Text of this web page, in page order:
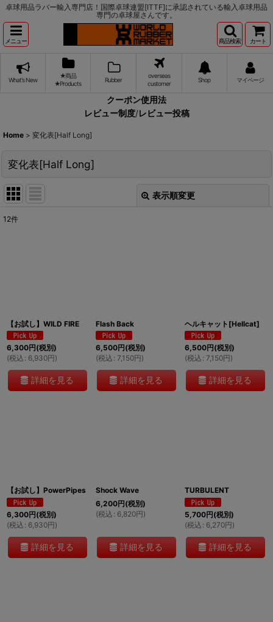
卓球用品ラバー輸入専門店！国際卓球連盟[ITTF]に承認されている輸入卓球用品
専門の卓球屋さんです。
メニュー 商品検索 カート
What's New
★商品
★Products
Rubber
overseas
customer
Shop マイページ
クーポン使用法
レビュー制度/レビュー投稿
Home > 変化表[Half Long]
変化表[Half Long]
表示順変更
12件
【お試し】WILD FIRE
6,300円(税別)
(税込 : 6,930円)
詳細を見る
Flash Back
6,500円(税別)
(税込 : 7,150円)
詳細を見る
ヘルキャット[Hellcat]
6,500円(税別)
(税込 : 7,150円)
詳細を見る
【お試し】PowerPipes
6,300円(税別)
(税込 : 6,930円)
詳細を見る
Shock Wave
6,200円(税別)
(税込 : 6,820円)
詳細を見る
TURBULENT
5,700円(税別)
(税込 : 6,270円)
詳細を見る